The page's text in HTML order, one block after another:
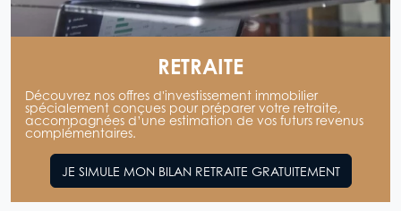
RETRAITE
Découvrez nos offres d'investissement immobilier
spécialement conçues pour préparer votre retraite,
accompagnées d’une estimation de vos futurs revenus
complémentaires.
JE SIMULE MON BILAN RETRAITE GRATUITEMENT